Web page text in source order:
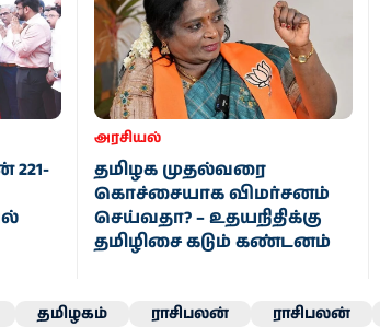
அரசியல்
தமிழக முதல்வரை
கொச்சையாக விமர்சனம்
செய்வதா? – உதயநிதிக்கு
தமிழிசை கடும் கண்டனம்
தமிழகம் ராசிபலன் ராசிபலன்